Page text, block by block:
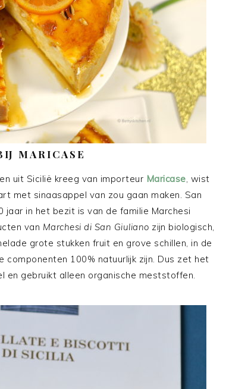
MARICASE
uit Sicilië kreeg van importeur Maricase, wist
met sinaasappel van zou gaan maken. San
jaar in het bezit is van de familie Marchesi
van Marchesi di San Giuliano zijn biologisch,
grote stukken fruit en grove schillen, in de
100% natuurlijk zijn. Dus zet het
en gebruikt alleen organische meststoffen.